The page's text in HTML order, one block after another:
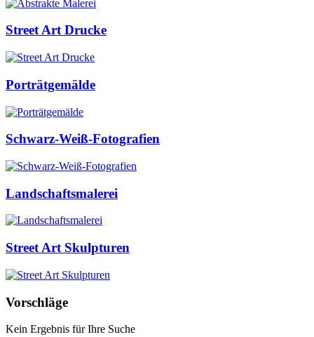
Street Art Drucke
Porträtgemälde
Schwarz-Weiß-Fotografien
Landschaftsmalerei
Street Art Skulpturen
Vorschläge
Kein Ergebnis für Ihre Suche